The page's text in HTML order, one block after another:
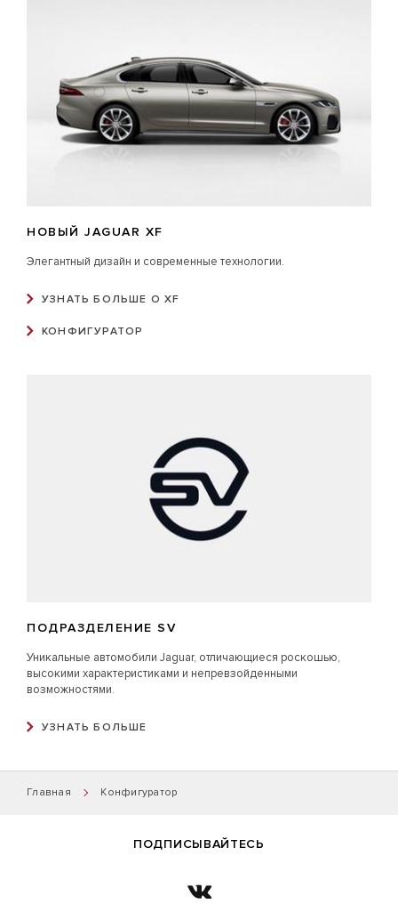
НОВЫЙ JAGUAR XF
Элегантный дизайн и современные технологии.
УЗНАТЬ БОЛЬШЕ О XF
КОНФИГУРАТОР
ПОДРАЗДЕЛЕНИЕ SV
Уникальные автомобили Jaguar, отличающиеся роскошью,
высокими характеристиками и непревзойденными
возможностями.
УЗНАТЬ БОЛЬШЕ
Главная Конфигуратор
ПОДПИСЫВАЙТЕСЬ